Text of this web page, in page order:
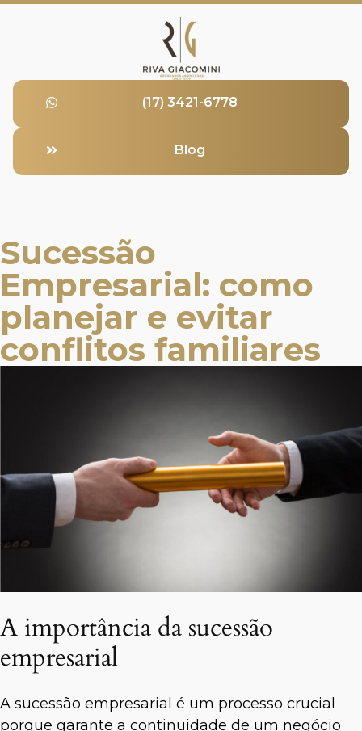
(17) 3421-6778
Blog
Sucessão
Empresarial: como
planejar e evitar
conflitos familiares
A importância da sucessão
empresarial
A sucessão empresarial é um processo crucial
porque garante a continuidade de um negócio